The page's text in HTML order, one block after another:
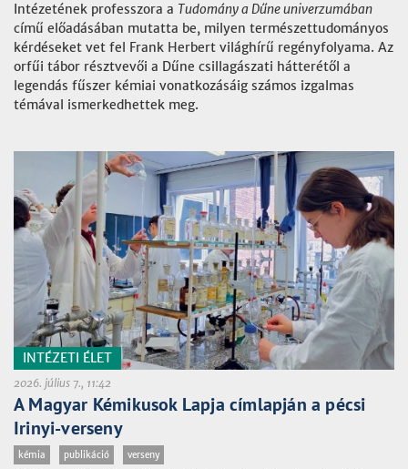
Intézetének professzora a Tudomány a Dűne univerzumában
című előadásában mutatta be, milyen természettudományos
kérdéseket vet fel Frank Herbert világhírű regényfolyama. Az
orfűi tábor résztvevői a Dűne csillagászati hátterétől a
legendás fűszer kémiai vonatkozásáig számos izgalmas
témával ismerkedhettek meg.
INTÉZETI ÉLET
2026. július 7., 11:42
A Magyar Kémikusok Lapja címlapján a pécsi
Irinyi-verseny
kémia publikáció verseny